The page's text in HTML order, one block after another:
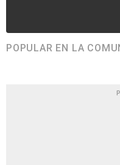
POPULAR EN LA